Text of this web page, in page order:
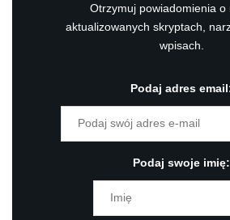
Otrzymuj powiadomienia o
aktualizowanych skryptach,
wpisach.
Podaj adres
Podaj swoje imię: